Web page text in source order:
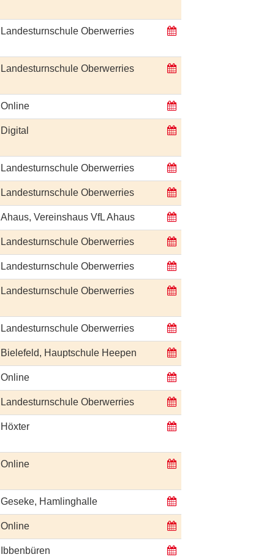
Landesturnschule Oberwerries
Landesturnschule Oberwerries
Online
Digital
Landesturnschule Oberwerries
Landesturnschule Oberwerries
Ahaus, Vereinshaus VfL Ahaus
Landesturnschule Oberwerries
Landesturnschule Oberwerries
Landesturnschule Oberwerries
Landesturnschule Oberwerries
Bielefeld, Hauptschule Heepen
Online
Landesturnschule Oberwerries
Höxter
Online
Geseke, Hamlinghalle
Online
Ibbenbüren